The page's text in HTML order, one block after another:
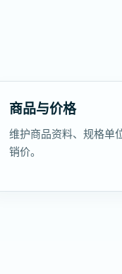
商品与价格
维护商品资料、规格单
销价。